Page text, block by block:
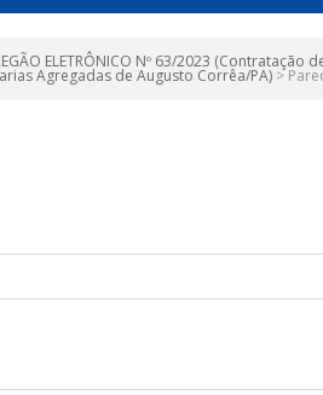
ELETRÔNICO Nº 63/2023
Agregadas de Augusto Corrêa/PA) >